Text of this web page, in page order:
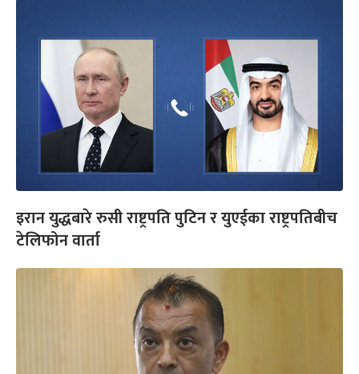
इरान युद्धबारे रुसी राष्ट्रपति पुटिन र युएईका राष्ट्रपतिबीच
टेलिफोन वार्ता